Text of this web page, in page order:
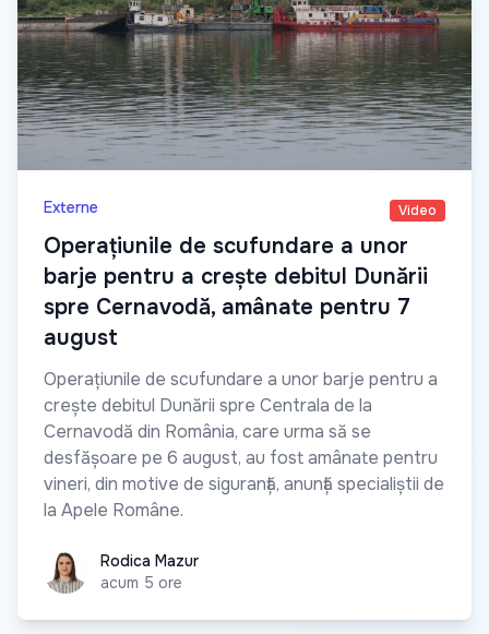
Externe Video
Operațiunile de scufundare a unor
barje pentru a crește debitul Dunării
spre Cernavodă, amânate pentru 7
august
Operațiunile de scufundare a unor barje pentru a
crește debitul Dunării spre Centrala de la
Cernavodă din România, care urma să se
desfășoare pe 6 august, au fost amânate pentru
vineri, din motive de siguranță, anunță specialiștii de
la Apele Române.
Rodica MazurRodica Mazur
acum 5 ore